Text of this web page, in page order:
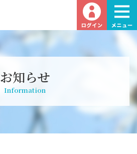
お知らせ
Information